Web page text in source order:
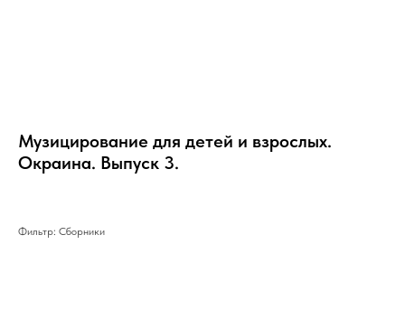
Музицирование для детей и взрослых.
Окраина. Выпуск 3.
Фильтр: Сборники